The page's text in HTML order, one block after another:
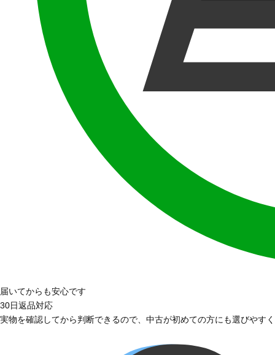
届いてからも安心です
30日返品対応
実物を確認してから判断できるので、中古が初めての方にも選びやす